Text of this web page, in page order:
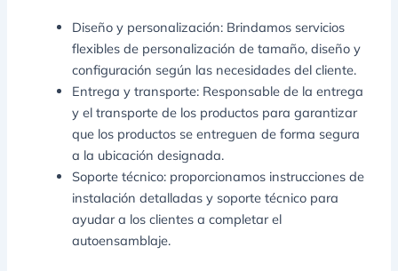
Diseño y personalización: Brindamos servicios
flexibles de personalización de tamaño, diseño y
configuración según las necesidades del cliente.
Entrega y transporte: Responsable de la entrega
y el transporte de los productos para garantizar
que los productos se entreguen de forma segura
a la ubicación designada.
Soporte técnico: proporcionamos instrucciones de
instalación detalladas y soporte técnico para
ayudar a los clientes a completar el
autoensamblaje.